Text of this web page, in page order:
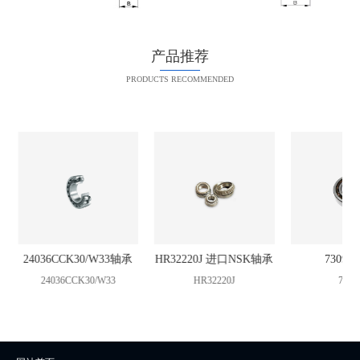
产品推荐
PRODUCTS RECOMMENDED
W33轴承 HR32220J 进口NSK轴承
HR32220J
7309B轴承